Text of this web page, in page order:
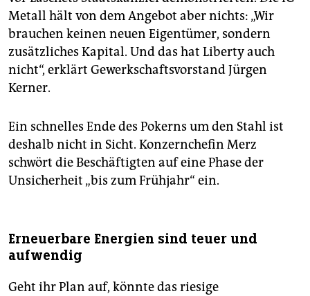
Metall hält von dem Angebot aber nichts: „Wir
brauchen keinen neuen Eigentümer, sondern
zusätzliches Kapital. Und das hat Liberty auch
nicht“, erklärt Gewerkschaftsvorstand Jürgen
Kerner.
Ein schnelles Ende des Pokerns um den Stahl ist
deshalb nicht in Sicht. Konzernchefin Merz
schwört die Beschäftigten auf eine Phase der
Unsicherheit „bis zum Frühjahr“ ein.
Erneuerbare Energien sind teuer und
aufwendig
Geht ihr Plan auf, könnte das riesige